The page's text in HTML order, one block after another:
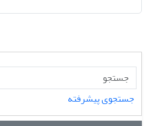
جستجوی پیشرفته